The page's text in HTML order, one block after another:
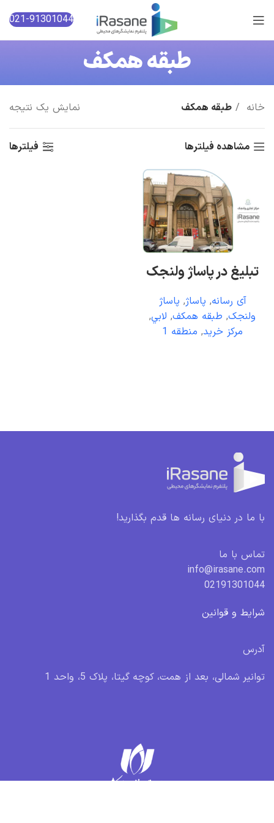
021-91301044
طبقه همکف
خانه طبقه همکف نمایش یک نتیجه
مشاهده فیلترها فیلترها
تبلیغ در پاساژ ولنجک
آی رسانه, پاساژ, پاساژ
ولنجک, طبقه همکف, لابي,
مرکز خريد, منطقه 1
با ما در دنیای رسانه ها قدم بگذارید!
تماس با ما
info@irasane.com
02191301044
شرایط و قوانین
آدرس
توانیر شمالی، بعد از همت، کوچه گیتا، پلاک 5، واحد 1